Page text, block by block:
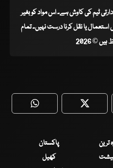
ادارتی ٹیم کی کاوش ہے۔ اس مواد کو بغیر
یا نقل کرنا درست نہیں۔ تمام
© 2026
WhatsApp Twitter
ترین
پاکستان
کھیل